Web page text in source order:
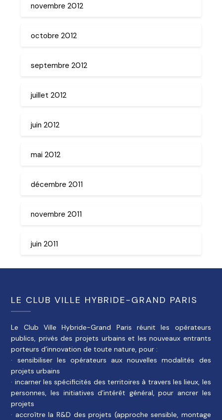
novembre 2012
octobre 2012
septembre 2012
juillet 2012
juin 2012
mai 2012
décembre 2011
novembre 2011
juin 2011
LE CLUB VILLE HYBRIDE-GRAND PARIS
Le Club Ville Hybride-Grand Paris réunit les opérateurs
publics, privés des projets urbains et les nouveaux entrants
porteurs d’innovation de toute nature, pour :
· sensibiliser les opérateurs aux nouvelles modalités des
projets urbains
· incarner les spécificités des territoires à travers les lieux, les
personnes, les initiatives d’intérêt général, pour ancrer les
projets
· accroître la R&D des projets (approche sensible, montage